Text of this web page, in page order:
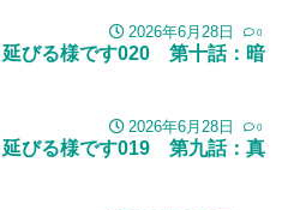
2026年6月28日 0
延びる様です020 第十話：暗
2026年6月28日 0
延びる様です019 第九話：真